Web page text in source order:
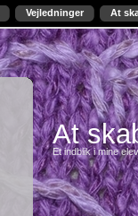
Vejledninger At
At
Et indblik i mine